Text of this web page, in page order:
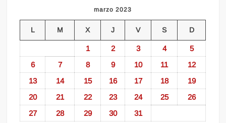
marzo 2023
L M X J V S D
1 2 3 4
5
6
7 8 9 10 11
12
13
14 15 16 17 18
19
20
21 22 23 24 25
26
27
28 29 30
31